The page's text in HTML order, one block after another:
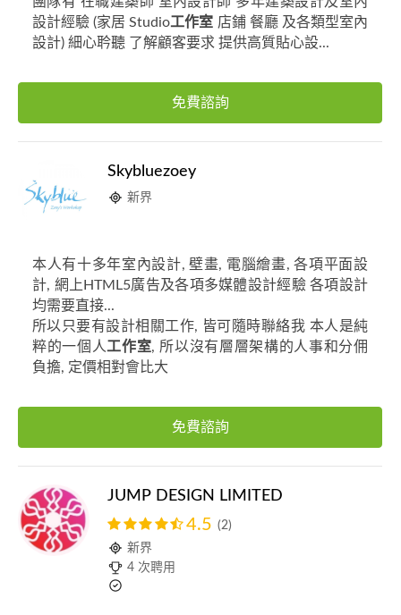
設計經驗 (家居 Studio工作室 店鋪 餐廳 及各類型室內
設計) 細心耹聽 了解顧客要求 提供高質貼心設...
免費諮詢
Skybluezoey
新界
本人有十多年室內設計, 壁畫, 電腦繪畫, 各項平面設
計, 網上HTML5廣告及各項多媒體設計經驗 各項設計
均需要直接...
所以只要有設計相關工作, 皆可隨時聯絡我 本人是純
粹的一個人工作室, 所以沒有層層架構的人事和分佣
負擔, 定價相對會比大
免費諮詢
JUMP DESIGN LIMITED
4.5 (2)
新界
4 次聘用